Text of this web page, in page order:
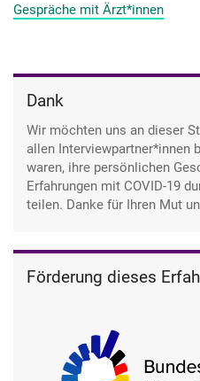
Gespräche mit Ärzt*innen
Dank
Wir möchten uns an dieser
allen Interviewpartner*innen
waren, ihre persönlichen
Erfahrungen mit COVID-19
teilen. Danke für Ihren Mut
Förderung dieses